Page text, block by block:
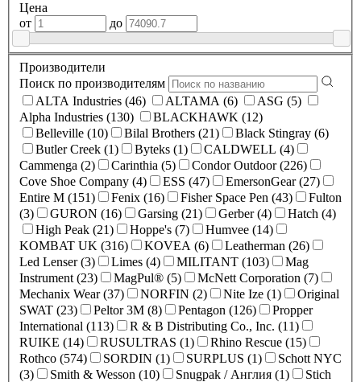
Цена
от
до
Производители
Поиск по производителям
ALTA Industries (46)
ALTAMA (6)
ASG (5)
Alpha Industries (130)
BLACKHAWK (12)
Belleville (10)
Bilal Brothers (21)
Black Stingray (6)
Butler Creek (1)
Byteks (1)
CALDWELL (4)
Cammenga (2)
Carinthia (5)
Condor Outdoor (226)
Cove Shoe Company (4)
ESS (47)
EmersonGear (27)
Entire M (151)
Fenix (16) Fisher Space Pen (43)
Fulton
(3)
GURON (16) Garsing (21) Gerber (4)
Hatch (4)
High Peak (21)
Hoppe's (7)
Humvee (14)
KOMBAT UK (316)
KOVEA (6)
Leatherman (26)
Led Lenser (3)
Limes (4) MILITANT (103)
Mag
Instrument (23)
MagPul® (5)
McNett Corporation (7)
Mechanix Wear (37)
NORFIN (2) Nite Ize (1)
Original
SWAT (23)
Peltor 3M (8) Pentagon (126)
Propper
International (113)
R & B Distributing Co., Inc. (11)
RUIKE (14)
RUSULTRAS (1)
Rhino Rescue (15)
Rothco (574)
SORDIN (1) SURPLUS (1)
Schott NYC
(3)
Smith & Wesson (10) Snugpak / Англия (1)
Stich